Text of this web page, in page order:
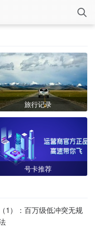
旅行记录
号卡推荐
1）：百万级低冲突无规